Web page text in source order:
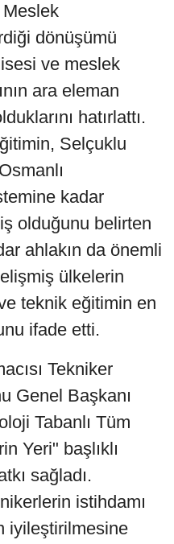
Meslek
dönüşümü
ve meslek
ara eleman
hatırlattı.
Selçuklu
kadar
olduğunu belirten
ahlakın da önemli
ülkelerin
teknik eğitimin en
ifade etti.
Tekniker
Genel Başkanı
Tabanlı Tüm
Yeri" başlıklı
sağladı.
istihdamı
iyileştirilmesine